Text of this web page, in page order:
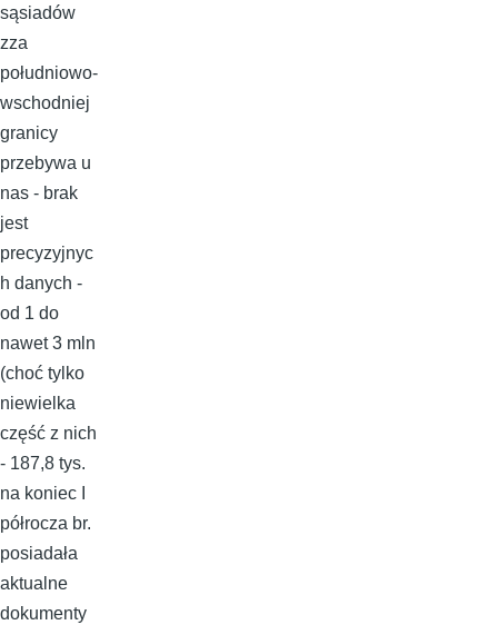
sąsiadów
zza
południowo-
wschodniej
granicy
przebywa u
nas - brak
jest
precyzyjnyc
h danych -
od 1 do
nawet 3 mln
(choć tylko
niewielka
część z nich
- 187,8 tys.
na koniec I
półrocza br.
posiadała
aktualne
dokumenty